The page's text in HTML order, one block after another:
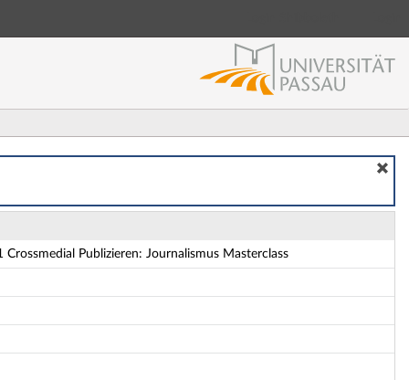
- Details
Publizieren: Journalismus Masterclass